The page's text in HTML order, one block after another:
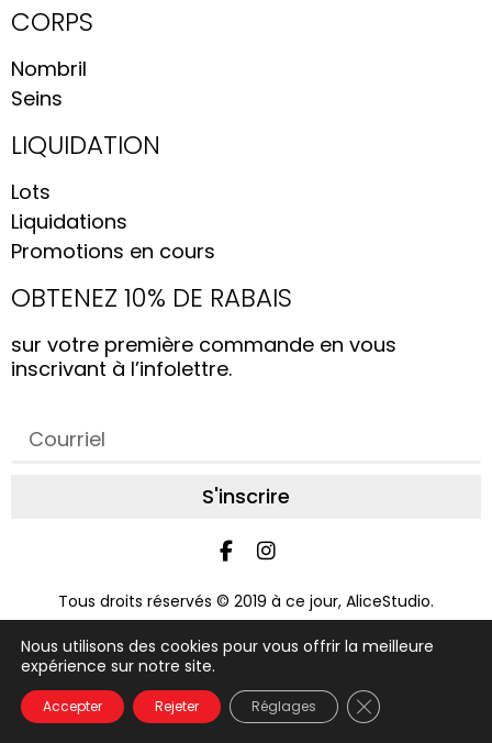
CORPS
Nombril
Seins
LIQUIDATION
Lots
Liquidations
Promotions en cours
OBTENEZ 10% DE RABAIS
sur votre première commande en vous
inscrivant à l’infolettre.
S'inscrire
Tous droits réservés © 2019 à ce jour, AliceStudio.
Conception parGraphix Design Graphique
FAQ À propos Nous joindre
Politique d'utilisation
Glossaire
Politique de confidentialité
Nous utilisons des cookies pour vous offrir la meilleure
expérience sur notre site.
Accepter Rejeter Réglages Close GDPR